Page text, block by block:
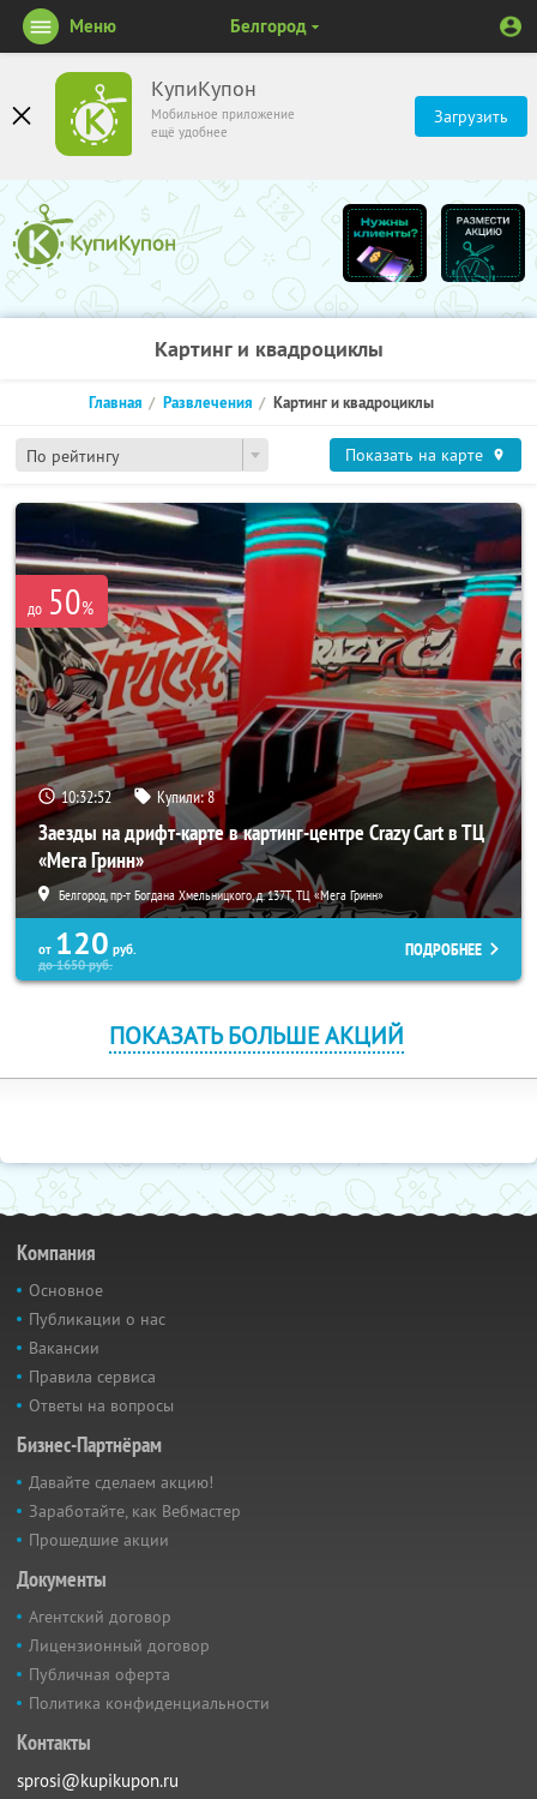
КупиКупон
Мобильное приложение
ещё удобнее
Загрузить
Меню Белгород
Картинг и квадроциклы
По рейтингу
Главная Развлечения Картинг и квадроциклы
Показать на карте
до 50%
10:32:52 Купили:8
Заезды на дрифт-карте в картинг-центре Crazy Cart в ТЦ
«Мега Гринн»
Белгород, пр-т Богдана Хмельницкого, д. 137Т, ТЦ «Мега Гринн»
от 120 руб.
до1650руб.
ПОДРОБНЕЕ
ПОКАЗАТЬ БОЛЬШЕ АКЦИЙ
Компания
Основное
Публикации о нас
Вакансии
Правила сервиса
Ответы на вопросы
Бизнес-Партнёрам
Давайте сделаем акцию!
Заработайте, как Вебмастер
Прошедшие акции
Документы
Агентский договор
Лицензионный договор
Публичная оферта
Политика конфиденциальности
Контакты
sprosi@kupikupon.ru